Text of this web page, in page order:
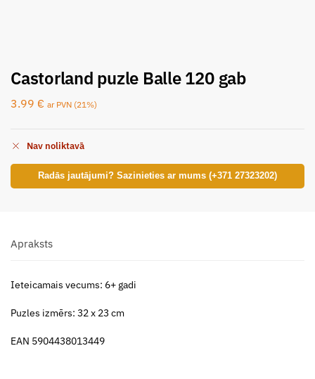
Castorland puzle Balle 120 gab
3.99 € ar PVN (21%)
Nav noliktavā
Radās jautājumi? Sazinieties ar mums (+371 27323202)
Apraksts
Ieteicamais vecums: 6+ gadi
Puzles izmērs: 32 x 23 cm
EAN 5904438013449